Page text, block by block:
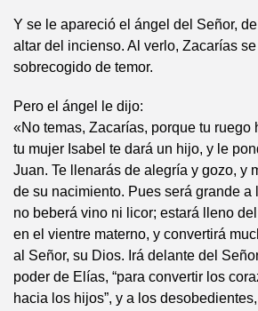
Y se le apareció el ángel del Señor,
altar del incienso. Al verlo, Zacarías
sobrecogido de temor.
Pero el ángel le dijo:
«No temas, Zacarías, porque tu ruego
tu mujer Isabel te dará un hijo, y le
Juan. Te llenarás de alegría y gozo, y
de su nacimiento. Pues será grande a
no beberá vino ni licor; estará lleno
en el vientre materno, y convertirá
al Señor, su Dios. Irá delante del
poder de Elías, “para convertir los
hacia los hijos”, y a los